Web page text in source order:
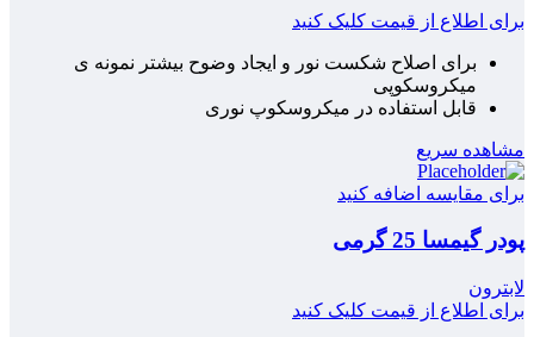
برای اطلاع از قیمت کلیک کنید
برای اصلاح شکست نور و ایجاد وضوح بیشتر نمونه ی
میکروسکوپی
قابل استفاده در میکروسکوپ نوری
مشاهده سریع
برای مقایسه اضافه کنید
پودر گیمسا 25 گرمی
لابترون
برای اطلاع از قیمت کلیک کنید